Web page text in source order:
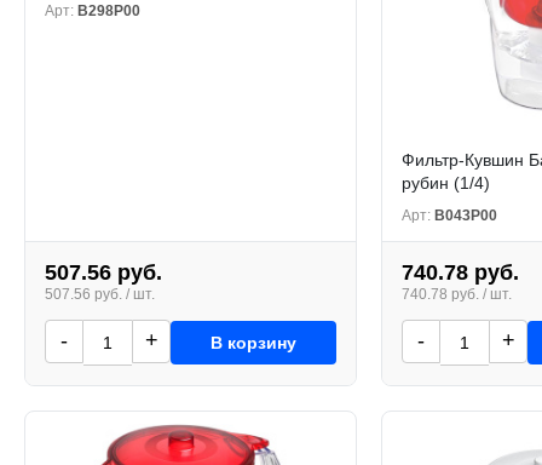
Арт: В298Р00
507.56 руб.
507.56 руб. / шт.
- + В корзину
Фильтр-Кувшин
рубин (1/4)
Арт: В043Р00
740.78 руб.
740.78 руб. / шт.
- +